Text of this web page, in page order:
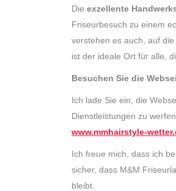
Die exzellente
Friseurbesuch zu einem
verstehen es auch, auf
ist der ideale Ort für alle,
Besuchen Sie die
Ich lade Sie ein, die
Dienstleistungen zu
www.mmhairstyle-
Ich freue mich, dass ich
sicher, dass M&M
bleibt.